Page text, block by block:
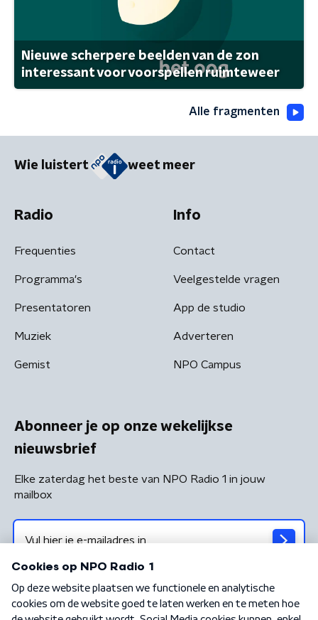
Nieuwe scherpere beelden van de zon
interessant voor voorspellen ruimteweer
Alle fragmenten
Wie luistert weet meer
Radio
Frequenties
Programma's
Presentatoren
Muziek
Gemist
Info
Contact
Veelgestelde vragen
App de studio
Adverteren
NPO Campus
Abonneer je op onze wekelijkse
nieuwsbrief
Elke zaterdag het beste van NPO Radio 1 in jouw
mailbox